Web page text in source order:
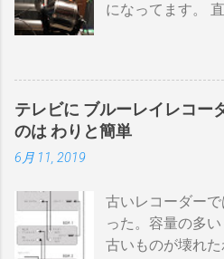
になってます。
温度計が使える
ドラムだから熱
の蓄熱効果はある
煎中、外気温や風
げても即座に反
量に限界があり
前後が限界。
テレビに ブルーレイレコー
のは わりと簡単
6月 11, 2019
古いレコーダー
った。容量の多
古いものが壊れた